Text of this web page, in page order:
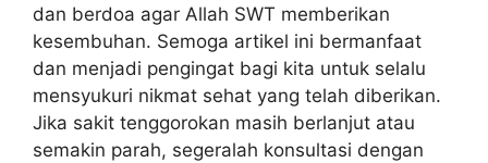
dan berdoa agar Allah SWT memberikan
kesembuhan. Semoga artikel ini bermanfaat
dan menjadi pengingat bagi kita untuk selalu
mensyukuri nikmat sehat yang telah diberikan.
Jika sakit tenggorokan masih berlanjut atau
semakin parah, segeralah konsultasi dengan